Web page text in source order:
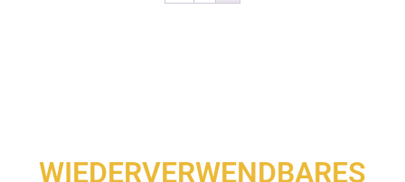
WIEDERVERWENDBARES